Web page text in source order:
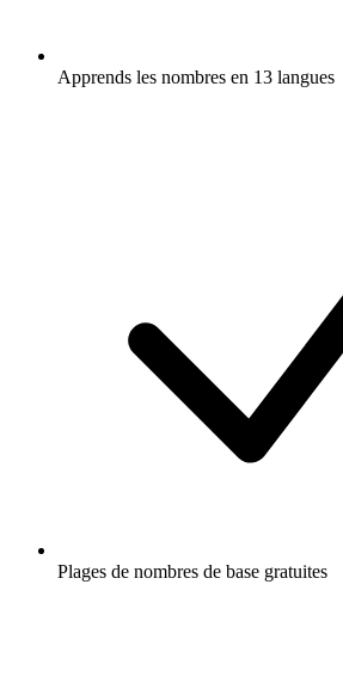
Apprends les nombres en 13 langues
Plages de nombres de base gratuites